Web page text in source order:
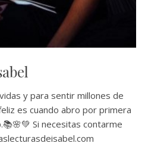
y para sentir millones de
es cuando abro por primera
Si necesitas contarme